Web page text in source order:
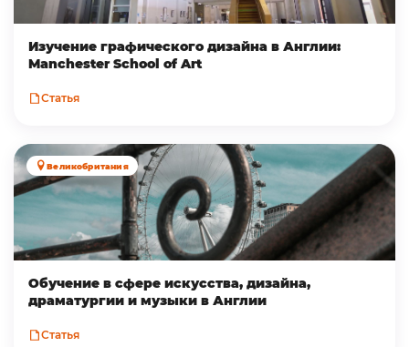
Изучение графического дизайна в Англии:
Manchester School of Art
Статья
Великобритания
Обучение в сфере искусства, дизайна,
драматургии и музыки в Англии
Статья